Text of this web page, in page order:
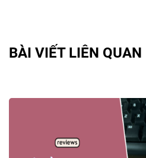
BÀI VIẾT LIÊN QUAN